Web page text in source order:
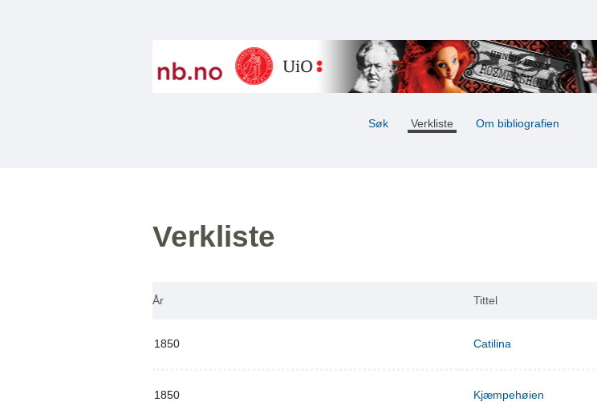
Søk Verkliste Om bibliografien
Verkliste
År Tittel
1850 Catilina
1850 Kjæmpehøien